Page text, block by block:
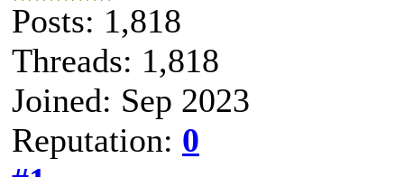
Posts: 1,818
Threads: 1,818
Joined: Sep 2023
Reputation: 0